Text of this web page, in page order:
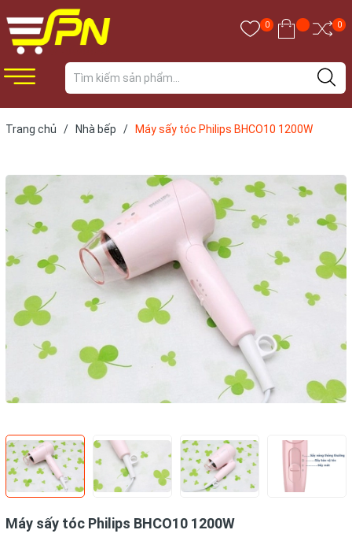
0 0
Trang chủ / Nhà bếp / Máy sấy tóc Philips BHCO10 1200W
Máy sấy tóc Philips BHCO10 1200W